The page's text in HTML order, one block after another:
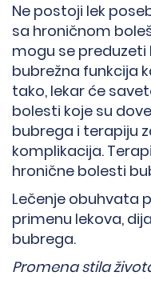
Ne postoji lek
sa hroničnom
mogu se
bubrežna funkcija
tako, lekar će
bolesti koje su
bubrega i terapiju
komplikacija.
hronične bolesti
Lečenje obuhvata
primenu lekova,
bubrega.
Promena stila